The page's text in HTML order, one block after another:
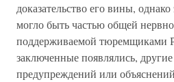
доказательство его вины,
могло быть частью общей
поддерживаемой тюремщиками
заключенные появлялись,
предупреждений или